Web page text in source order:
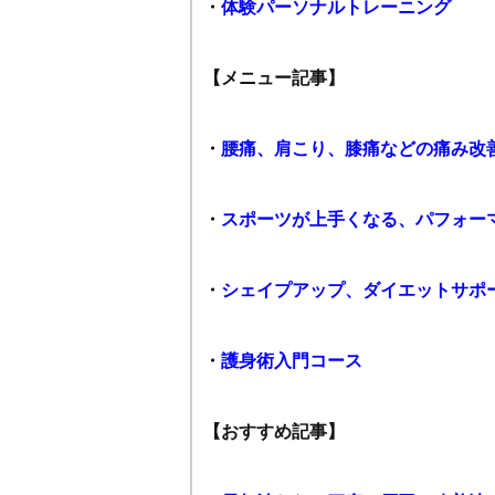
・ 体験パーソナルトレーニング
【メニュー記事】
・ 腰痛、肩こり、膝痛などの痛み改
・ スポーツが上手くなる、パフォー
・ シェイプアップ、ダイエットサポ
・ 護身術入門コース
【おすすめ記事】